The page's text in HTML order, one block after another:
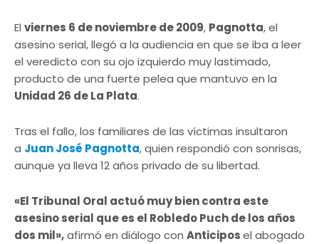
El viernes 6 de noviembre de 2009, Pagnotta, el
asesino serial, llegó a la audiencia en que se iba a leer
el veredicto con su ojo izquierdo muy lastimado,
producto de una fuerte pelea que mantuvo en la
Unidad 26 de La Plata.
Tras el fallo, los familiares de las víctimas insultaron
a Juan José Pagnotta, quien respondió con sonrisas,
aunque ya lleva 12 años privado de su libertad.
«El Tribunal Oral actuó muy bien contra este
asesino serial que es el Robledo Puch de los años
dos mil»,afirmó en diálogo con Anticiposel abogado